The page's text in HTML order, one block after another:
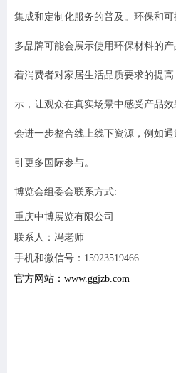
集成和定制化服务的普及。环保和
多品牌可能会展示使用环保材料的
着消费者对家居生活品质要求的提
示，让观众在真实场景中感受产品
会进一步整合线上线下资源，例如
引更多国际参与。
博览会组委会联系方式:
重庆中博展览有限公司
联系人：冯老师
手机和微信号：15923519466
官方网站：www.ggjzb.com